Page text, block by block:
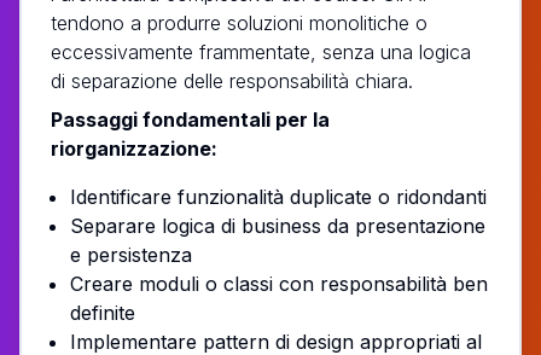
tendono a produrre soluzioni monolitiche o
eccessivamente frammentate, senza una logica
di separazione delle responsabilità chiara.
Passaggi fondamentali per la
riorganizzazione:
Identificare funzionalità duplicate o ridondanti
Separare logica di business da presentazione
e persistenza
Creare moduli o classi con responsabilità ben
definite
Implementare pattern di design appropriati al